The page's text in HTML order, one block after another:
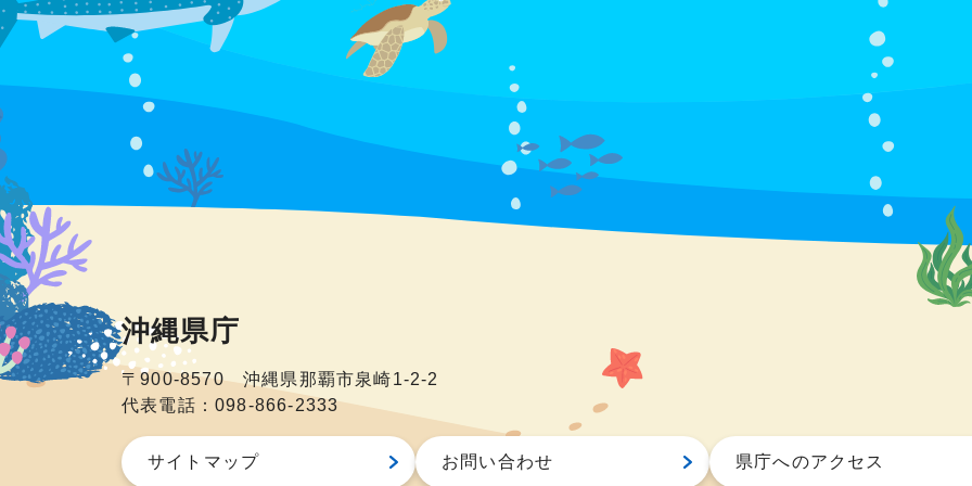
沖縄県庁
〒900-8570 沖縄県那覇市泉崎1-2-2
代表電話：098-866-2333
サイトマップ お問い合わせ 県庁へのアクセス